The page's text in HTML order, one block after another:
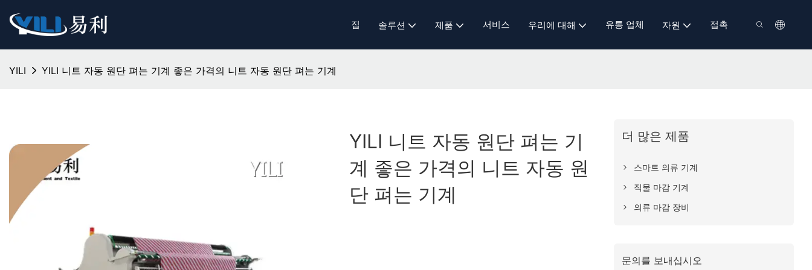
집 솔루션 제품 서비스 우리에 대해 유통 업체 자원 접촉
YILI YILI 니트 자동 원단 펴는 기계 좋은 가격의 니트 자동 원단 펴는 기계
YILI 니트 자동 원단 펴는 기
계 좋은 가격의 니트 자동 원
단 펴는 기계
더 많은 제품
스마트 의류 기계
직물 마감 기계
의류 마감 장비
문의를 보내십시오